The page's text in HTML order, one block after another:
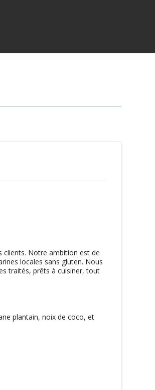
clients. Notre ambition est de
locales sans gluten. Nous
traités, prêts à cuisiner, tout
plantain, noix de coco, et